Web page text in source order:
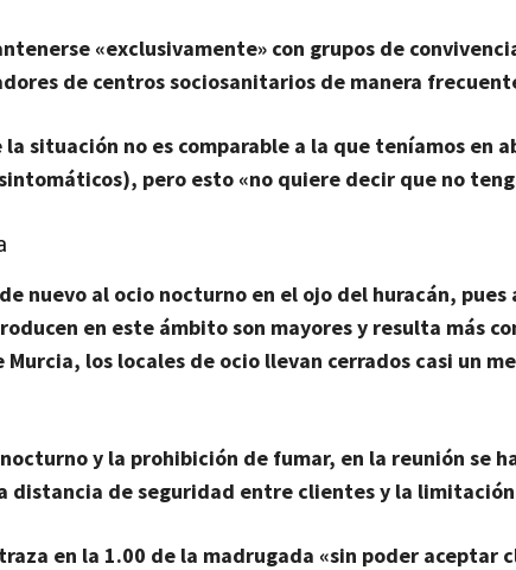
«exclusivamente» con grupos de
de centros sociosanitarios de manera
situación no es comparable a la que teníamos en
pero esto «no quiere decir que no
nuevo al ocio nocturno en el ojo del huracán,
en este ámbito son mayores y resulta más
los locales de ocio llevan cerrados casi un
y la prohibición de fumar, en la reunión se
distancia de seguridad entre clientes y la limitación
en la 1.00 de la madrugada «sin poder aceptar